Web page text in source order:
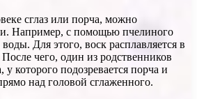
сглаз или порча, можно
Например, с помощью пчелиного
Для этого, воск расплавляется в
чего, один из родственников
у которого подозревается порча и
над головой сглаженного.